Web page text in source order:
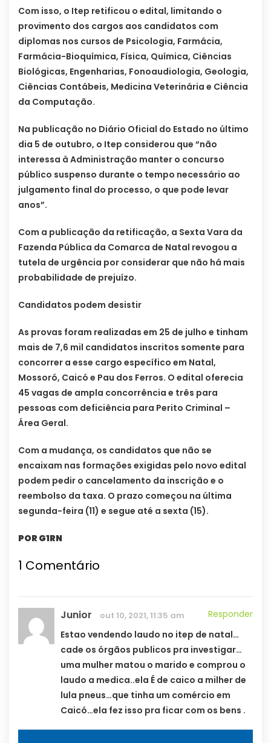
Com isso, o Itep retificou o edital, limitando o
provimento dos cargos aos candidatos com
diplomas nos cursos de Psicologia, Farmácia,
Farmácia-Bioquímica, Física, Química, Ciências
Biológicas, Engenharias, Fonoaudiologia, Geologia,
Ciências Contábeis, Medicina Veterinária e Ciência
da Computação.
Na publicação no Diário Oficial do Estado no último
dia 5 de outubro, o Itep considerou que “não
interessa à Administração manter o concurso
público suspenso durante o tempo necessário ao
julgamento final do processo, o que pode levar
anos”.
Com a publicação da retificação, a Sexta Vara da
Fazenda Pública da Comarca de Natal revogou a
tutela de urgência por considerar que não há mais
probabilidade de prejuízo.
Candidatos podem desistir
As provas foram realizadas em 25 de julho e tinham
mais de 7,6 mil candidatos inscritos somente para
concorrer a esse cargo específico em Natal,
Mossoró, Caicó e Pau dos Ferros. O edital oferecia
45 vagas de ampla concorrência e três para
pessoas com deficiência para Perito Criminal –
Área Geral.
Com a mudança, os candidatos que não se
encaixam nas formações exigidas pelo novo edital
podem pedir o cancelamento da inscrição e o
reembolso da taxa. O prazo começou na última
segunda-feira (11) e segue até a sexta (15).
POR G1RN
1 Comentário
Junior out 10, 2021, 11:35 am
Responder
Estao vendendo laudo no itep de natal…
cade os órgãos publicos pra investigar…
uma mulher matou o marido e comprou o
laudo a medica..ela É de caico a milher de
lula pneus…que tinha um comércio em
Caicó…ela fez isso pra ficar com os bens .